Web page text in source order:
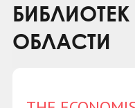
ОБЛАСТИ